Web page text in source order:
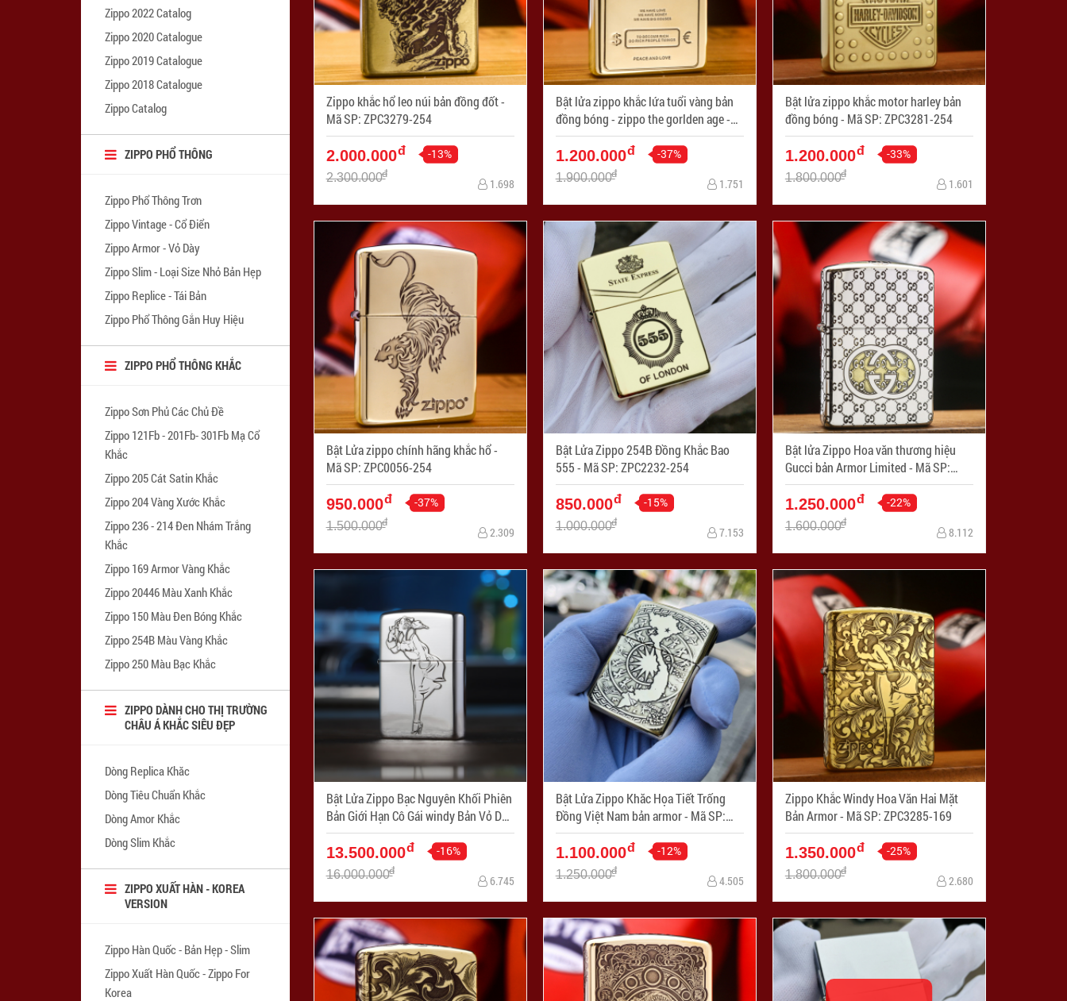
Zippo khắc hổ leo núi bản đồng đốt -
Mã SP: ZPC3279-254
2.000.000đ -13%
2.300.000đ
1.698
Bật lửa zippo khắc lứa tuổi vàng bản
đồng bóng - zippo the gorlden age -
Mã SP: ZPC3280-254
1.200.000đ -37%
1.900.000đ
1.751
Bật lửa zippo khắc motor harley bản
đồng bóng - Mã SP: ZPC3281-254
1.200.000đ -33%
1.800.000đ
1.601
Bật Lửa zippo chính hãng khắc hổ -
Mã SP: ZPC0056-254
950.000đ -37%
1.500.000đ
2.309
Bật Lửa Zippo 254B Đồng Khắc Bao
555 - Mã SP: ZPC2232-254
850.000đ -15%
1.000.000đ
7.153
Bật lửa Zippo Hoa văn thương hiệu
Gucci bản Armor Limited - Mã SP:
ZPC3284-167
1.250.000đ -22%
1.600.000đ
8.112
Bật Lửa Zippo Bạc Nguyên Khối Phiên
Bản Giới Hạn Cô Gái windy Bản Vỏ Dầy
Armor - Mã SP: ZPC3288-A
13.500.000đ -16%
16.000.000đ
6.745
Bật Lửa Zippo Khăc Họa Tiết Trống
Đồng Việt Nam bản armor - Mã SP:
ZPC2514-169
1.100.000đ -12%
1.250.000đ
4.505
Zippo Khắc Windy Hoa Văn Hai Mặt
Bản Armor - Mã SP: ZPC3285-169
1.350.000đ -25%
1.800.000đ
2.680
Zippo 2022 Catalog
Zippo 2020 Catalogue
Zippo 2019 Catalogue
Zippo 2018 Catalogue
Zippo Catalog
ZIPPO PHỔ THÔNG
Zippo Phổ Thông Trơn
Zippo Vintage - Cổ Điển
Zippo Armor - Vỏ Dày
Zippo Slim - Loại Size Nhỏ Bản Hẹp
Zippo Replice - Tái Bản
Zippo Phổ Thông Gắn Huy Hiệu
ZIPPO PHỔ THÔNG KHẮC
Zippo Sơn Phủ Các Chủ Đề
Zippo 121Fb - 201Fb- 301Fb Mạ Cổ
Khắc
Zippo 205 Cát Satin Khắc
Zippo 204 Vàng Xước Khắc
Zippo 236 - 214 Đen Nhám Trắng
Khắc
Zippo 169 Armor Vàng Khắc
Zippo 20446 Màu Xanh Khắc
Zippo 150 Màu Đen Bóng Khắc
Zippo 254B Màu Vàng Khắc
Zippo 250 Màu Bạc Khắc
ZIPPO DÀNH CHO THỊ TRƯỜNG
CHÂU Á KHẮC SIÊU ĐẸP
Dòng Replica Khăc
Dòng Tiêu Chuẩn Khắc
Dòng Amor Khắc
Dòng Slim Khắc
ZIPPO XUẤT HÀN - KOREA
VERSION
Zippo Hàn Quốc - Bản Hẹp - Slim
Zippo Xuất Hàn Quốc - Zippo For
Korea